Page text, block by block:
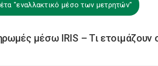
"εναλλακτικό μέσο των μετρητών"
μέσω IRIS – Τι ετοιμάζουν